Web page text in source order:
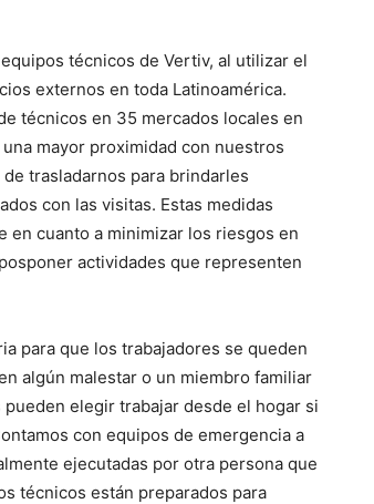
técnicos de Vertiv, al utilizar el
externos en toda Latinoamérica.
técnicos en 35 mercados locales en
mayor proximidad con nuestros
trasladarnos para brindarles
con las visitas. Estas medidas
en cuanto a minimizar los riesgos en
actividades que representen
para que los trabajadores se queden
algún malestar o un miembro familiar
elegir trabajar desde el hogar si
con equipos de emergencia a
ejecutadas por otra persona que
técnicos están preparados para